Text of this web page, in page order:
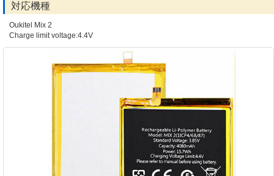
対応機種
Oukitel Mix 2
Charge limit voltage:4.4V